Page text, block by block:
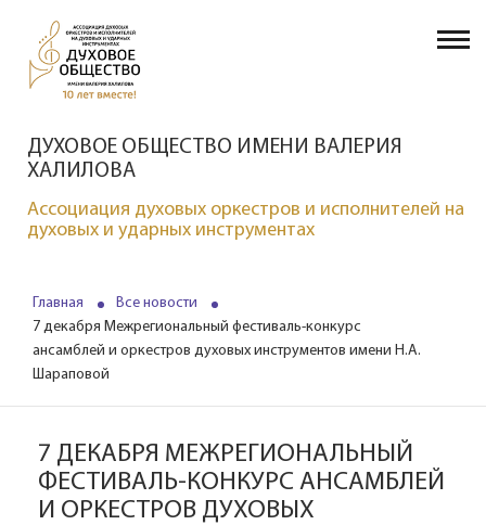
ДУХОВОЕ ОБЩЕСТВО ИМЕНИ ВАЛЕРИЯ
ХАЛИЛОВА
Ассоциация духовых оркестров и исполнителей на
духовых и ударных инструментах
Главная
Все новости
7 декабря Межрегиональный фестиваль-конкурс
ансамблей и оркестров духовых инструментов имени Н.А.
Шараповой
7 ДЕКАБРЯ МЕЖРЕГИОНАЛЬНЫЙ
ФЕСТИВАЛЬ-КОНКУРС АНСАМБЛЕЙ
И ОРКЕСТРОВ ДУХОВЫХ